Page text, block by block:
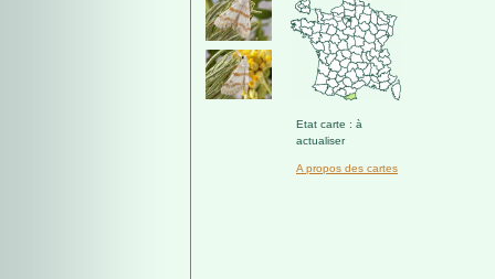
Etat carte : à
actualiser
A propos des cartes